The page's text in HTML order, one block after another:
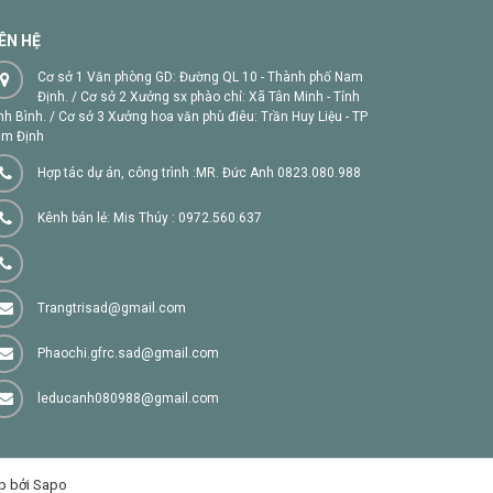
HỆ
Cơ sở 1 Văn phòng GD: Đường QL 10 - Thành phố Nam
Định. / Cơ sở 2 Xưởng sx phào chỉ: Xã Tân Minh - Tỉnh
Bình. / Cơ sở 3 Xưởng hoa văn phù điêu: Trần Huy Liệu - TP
Định
Hợp tác dự án, công trình :MR. Đức Anh 0823.080.988
Kênh bán lẻ: Mis Thúy : 0972.560.637
Trangtrisad@gmail.com
Phaochi.gfrc.sad@gmail.com
leducanh080988@gmail.com
bởi Sapo